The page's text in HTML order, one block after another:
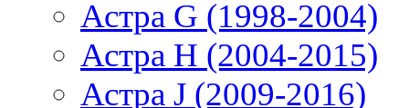
Астра G (1998-2004)
Астра H (2004-2015)
Астра J (2009-2016)